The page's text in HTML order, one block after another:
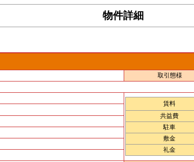
物件詳細
取引態様
賃料
共益費
駐車
敷金
礼金